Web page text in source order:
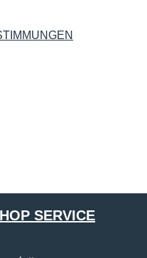
SERVICE